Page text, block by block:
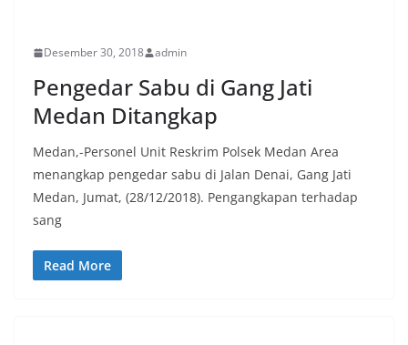
Desember 30, 2018 admin
Pengedar Sabu di Gang Jati
Medan Ditangkap
Medan,-Personel Unit Reskrim Polsek Medan Area
menangkap pengedar sabu di Jalan Denai, Gang Jati
Medan, Jumat, (28/12/2018). Pengangkapan terhadap
sang
Read More